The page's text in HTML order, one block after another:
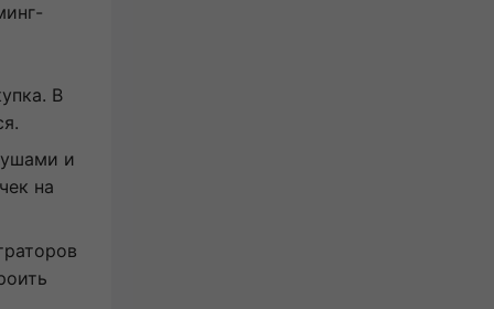
В
ушами и
на